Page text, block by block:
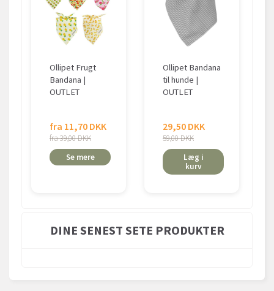
Ollipet Frugt
Bandana |
OUTLET
fra 11,70 DKK
fra 39,00 DKK
Se mere
Ollipet Bandana
til hunde |
OUTLET
29,50 DKK
59,00 DKK
Læg i
kurv
DINE SENEST SETE PRODUKTER